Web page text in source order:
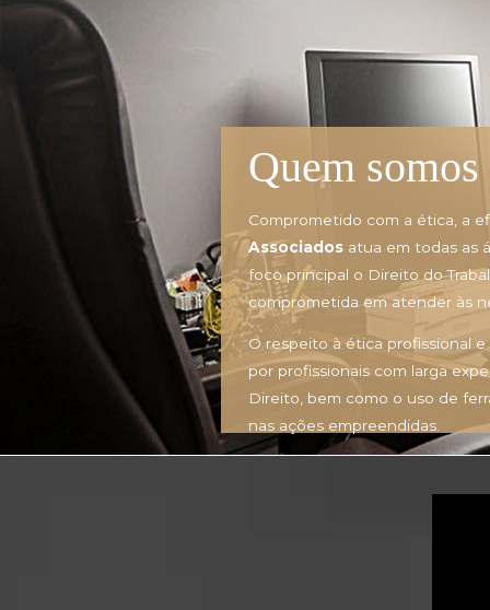
Quem somos
Comprometido com a ética, a
Associados atua em todas as
foco principal o Direito do
comprometida em atender às
O respeito à ética profissional
por profissionais com larga
Direito, bem como o uso de
nas ações empreendidas.